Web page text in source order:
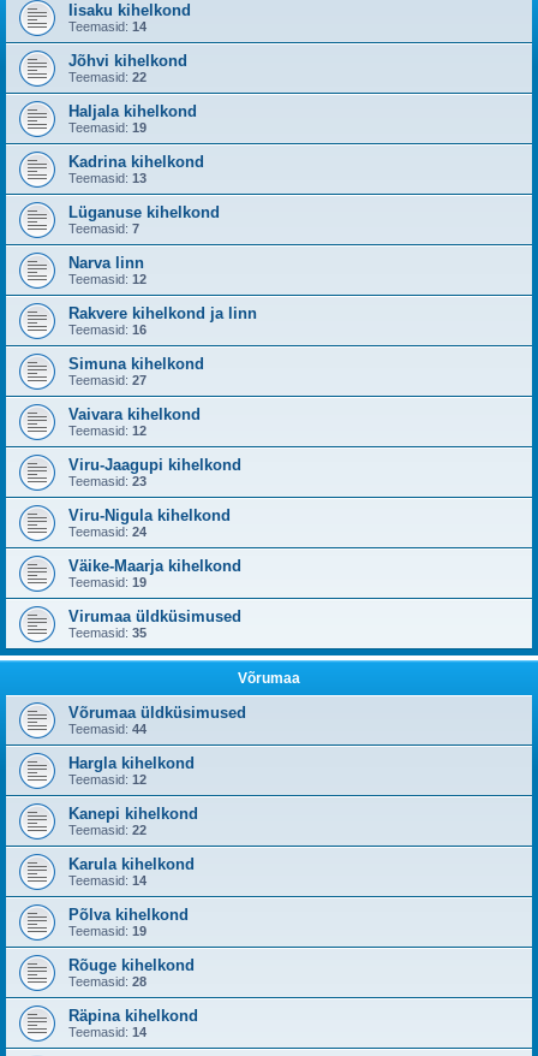
Iisaku kihelkond
Teemasid: 14
Jõhvi kihelkond
Teemasid: 22
Haljala kihelkond
Teemasid: 19
Kadrina kihelkond
Teemasid: 13
Lüganuse kihelkond
Teemasid: 7
Narva linn
Teemasid: 12
Rakvere kihelkond ja linn
Teemasid: 16
Simuna kihelkond
Teemasid: 27
Vaivara kihelkond
Teemasid: 12
Viru-Jaagupi kihelkond
Teemasid: 23
Viru-Nigula kihelkond
Teemasid: 24
Väike-Maarja kihelkond
Teemasid: 19
Virumaa üldküsimused
Teemasid: 35
Võrumaa
Võrumaa üldküsimused
Teemasid: 44
Hargla kihelkond
Teemasid: 12
Kanepi kihelkond
Teemasid: 22
Karula kihelkond
Teemasid: 14
Põlva kihelkond
Teemasid: 19
Rõuge kihelkond
Teemasid: 28
Räpina kihelkond
Teemasid: 14